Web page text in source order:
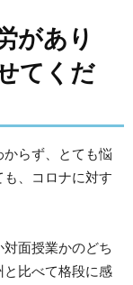
があり
てくだ
らず、とても悩
、コロナに対す
面授業かのどち
比べて格段に感